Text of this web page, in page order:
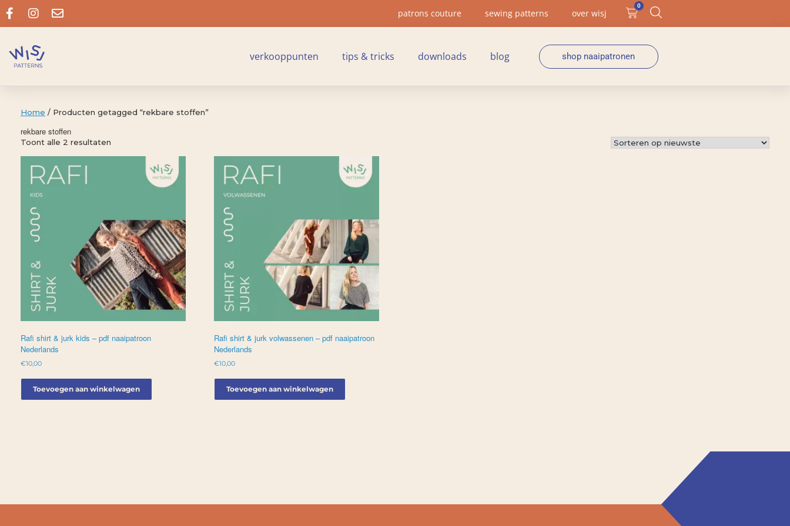
patrons couture sewing patterns over wisj
0
verkooppunten tips & tricks downloads blog shop naaipatronen
Home / Producten getagged “rekbare stoffen”
rekbare stoffen
Toont alle 2 resultaten
Rafi shirt & jurk kids – pdf naaipatroon
Nederlands
€10,00
Toevoegen aan winkelwagen
Rafi shirt & jurk volwassenen – pdf naaipatroon
Nederlands
€10,00
Toevoegen aan winkelwagen